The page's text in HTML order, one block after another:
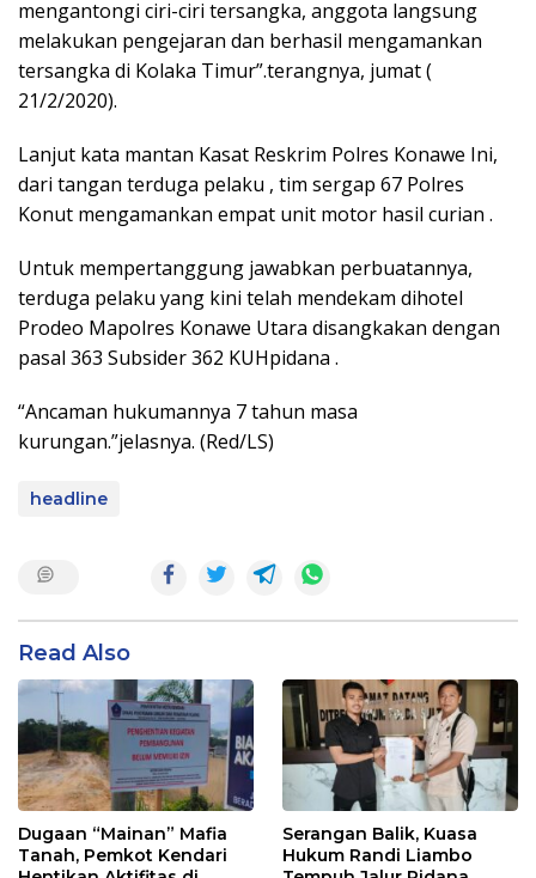
mengantongi ciri-ciri tersangka, anggota langsung
melakukan pengejaran dan berhasil mengamankan
tersangka di Kolaka Timur”.terangnya, jumat (
21/2/2020).
Lanjut kata mantan Kasat Reskrim Polres Konawe Ini,
dari tangan terduga pelaku , tim sergap 67 Polres
Konut mengamankan empat unit motor hasil curian .
Untuk mempertanggung jawabkan perbuatannya,
terduga pelaku yang kini telah mendekam dihotel
Prodeo Mapolres Konawe Utara disangkakan dengan
pasal 363 Subsider 362 KUHpidana .
“Ancaman hukumannya 7 tahun masa
kurungan.”jelasnya. (Red/LS)
headline
Read Also
Dugaan “Mainan” Mafia
Tanah, Pemkot Kendari
Serangan Balik, Kuasa
Hukum Randi Liambo